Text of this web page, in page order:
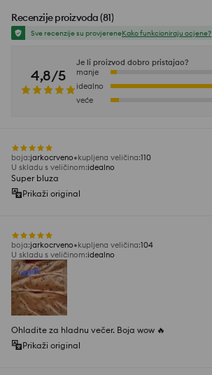
Recenzije proizvoda(81)
Sve recenzije su provjereneKako funkcioniraju ocjene?
4,8/5
Je li proizvod dobro pristajao?
manje
idealno
veće
boja:jarkocrveno kupljena veličina:110
U skladu s veličinom:idealno
Super bluza
Prikaži original
boja:jarkocrveno kupljena veličina:104
U skladu s veličinom:idealno
Ohladite za hladnu večer. Boja wow 🔥
Prikaži original